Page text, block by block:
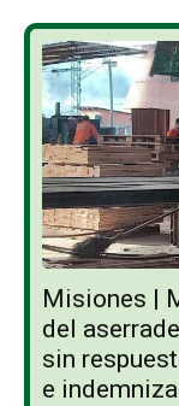
Misiones |
del
sin
e